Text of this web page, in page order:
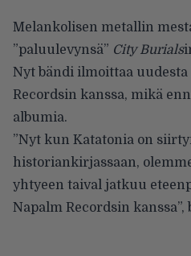
Melankolisen metallin
”paluulevynsä” City Burials
Nyt bändi ilmoittaa
Recordsin kanssa, mikä
albumia.
”Nyt kun Katatonia on
historiankirjassaan,
yhtyeen taival jatkuu
Napalm Recordsin kanssa”,